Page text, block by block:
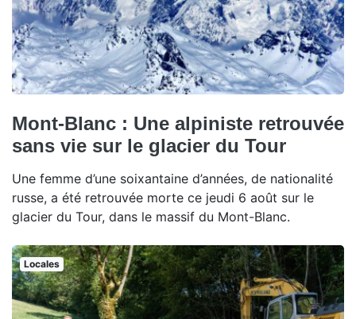
Mont-Blanc : Une alpiniste retrouvée
sans vie sur le glacier du Tour
Une femme d’une soixantaine d’années, de nationalité
russe, a été retrouvée morte ce jeudi 6 août sur le
glacier du Tour, dans le massif du Mont-Blanc.
Locales